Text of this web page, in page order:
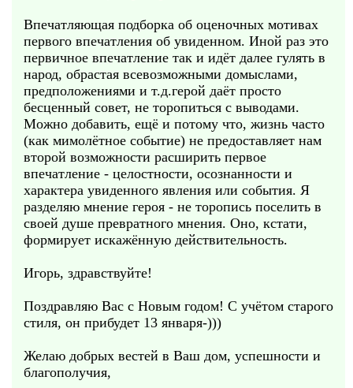
Впечатляющая подборка об оценочных мотивах
первого впечатления об увиденном. Иной раз это
первичное впечатление так и идёт далее гулять в
народ, обрастая всевозможными домыслами,
предположениями и т.д.герой даёт просто
бесценный совет, не торопиться с выводами.
Можно добавить, ещё и потому что, жизнь часто
(как мимолётное событие) не предоставляет нам
второй возможности расширить первое
впечатление - целостности, осознанности и
характера увиденного явления или события. Я
разделяю мнение героя - не торопись поселить в
своей душе превратного мнения. Оно, кстати,
формирует искажённую действительность.
Игорь, здравствуйте!
Поздравляю Вас с Новым годом! С учётом старого
стиля, он прибудет 13 января-)))
Желаю добрых вестей в Ваш дом, успешности и
благополучия,